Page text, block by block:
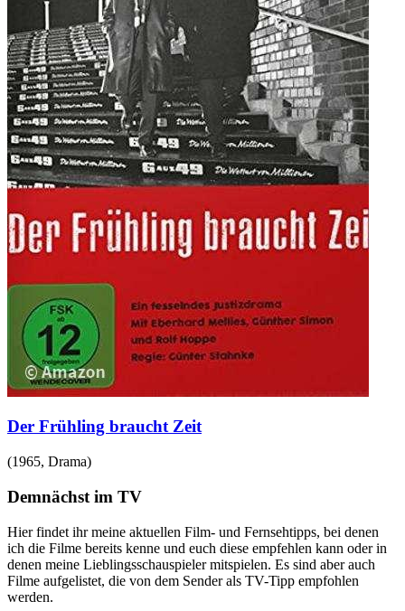
Der Frühling braucht Zeit
(1965, Drama)
Demnächst im TV
Hier findet ihr meine aktuellen Film- und Fernsehtipps, bei denen
ich die Filme bereits kenne und euch diese empfehlen kann oder in
denen meine Lieblingsschauspieler mitspielen. Es sind aber auch
Filme aufgelistet, die von dem Sender als TV-Tipp empfohlen
werden.